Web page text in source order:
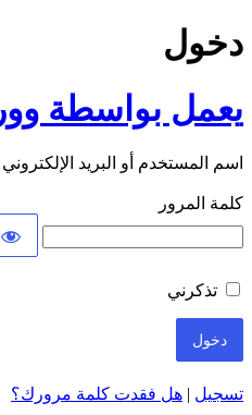
دخول
يعمل بواسطة
اسم المستخدم أو البريد الإلكتروني
كلمة المرور
تذكرني
تسجيل | هل فقدت كلمة مرورك؟